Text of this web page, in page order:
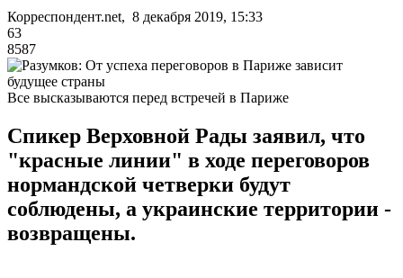
Корреспондент.net, 8 декабря 2019, 15:33
63
8587
Все высказываются перед встречей в Париже
Спикер Верховной Рады заявил, что
"красные линии" в ходе переговоров
нормандской четверки будут
соблюдены, а украинские территории -
возвращены.